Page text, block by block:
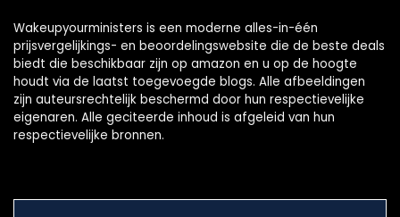
Wakeupyourministers is een moderne alles-in-één
prijsvergelijkings- en beoordelingswebsite die de beste deals
biedt die beschikbaar zijn op amazon en u op de hoogte
houdt via de laatst toegevoegde blogs. Alle afbeeldingen
zijn auteursrechtelijk beschermd door hun respectievelijke
eigenaren. Alle geciteerde inhoud is afgeleid van hun
respectievelijke bronnen.